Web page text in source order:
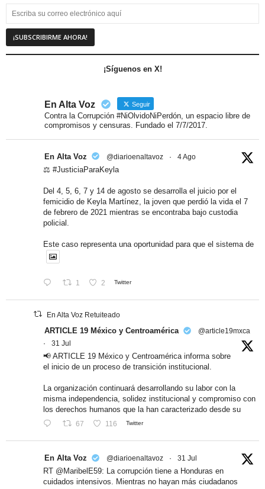
¡Síguenos en X!
En Alta Voz Seguir
Contra la Corrupción #NiOlvidoNiPerdón, un espacio libre de
compromisos y censuras. Fundado el 7/7/2017.
En Alta Voz @diarioenaltavoz · 4 Ago
⚖️ #JusticiaParaKeyla
Del 4, 5, 6, 7 y 14 de agosto se desarrolla el juicio por el
femicidio de Keyla Martínez, la joven que perdió la vida el 7
de febrero de 2021 mientras se encontraba bajo custodia
policial.
Este caso representa una oportunidad para que el sistema de
1 2 Twitter
En Alta Voz Retuiteado
ARTICLE 19 México y Centroamérica
@article19mxca
·
31 Jul
📢 ARTICLE 19 México y Centroamérica informa sobre
el inicio de un proceso de transición institucional.
La organización continuará desarrollando su labor con la
misma independencia, solidez institucional y compromiso con
los derechos humanos que la han caracterizado desde su
67 116 Twitter
En Alta Voz @diarioenaltavoz · 31 Jul
RT @MaribelE59: La corrupción tiene a Honduras en
cuidados intensivos. Mientras no hayan más ciudadanos